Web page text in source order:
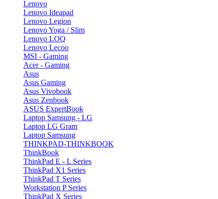
Lenovo
Lenovo Ideapad
Lenovo Legion
Lenovo Yoga / Slim
Lenovo LOQ
Lenovo Lecoo
MSI - Gaming
Acer - Gaming
Asus
Asus Gaming
Asus Vivobook
Asus Zenbook
ASUS ExpertBook
Laptop Samsung - LG
Laptop LG Gram
Laptop Samsung
THINKPAD-THINKBOOK
ThinkBook
ThinkPad E - L Series
ThinkPad X1 Series
ThinkPad T Series
Workstation P Series
ThinkPad X Series